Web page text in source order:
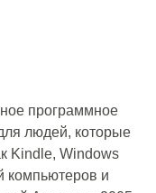
программное
людей, которые
Kindle, Windows
компьютеров и